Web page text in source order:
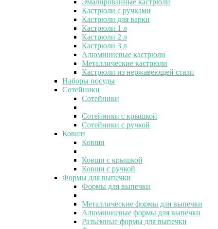
Кастрюли с ручками
Кастрюли для варки
Кастрюли 1 л
Кастрюли 2 л
Кастрюли 3 л
Алюминиевые кастрюли
Металлические кастрюли
Кастрюли из нержавеющей стали
Наборы посуды
Сотейники
Сотейники
Сотейники с крышкой
Сотейники с ручкой
Ковши
Ковши
Ковши с крышкой
Ковши с ручкой
Формы для выпечки
Формы для выпечки
Металлические формы для выпечки
Алюминиевые формы для выпечки
Разъемные формы для выпечки